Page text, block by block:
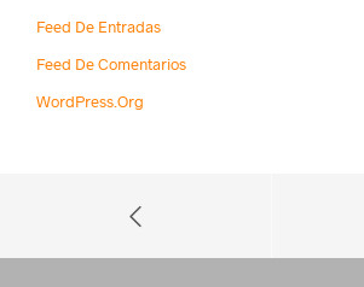
Feed De Entradas
Feed De Comentarios
WordPress.org